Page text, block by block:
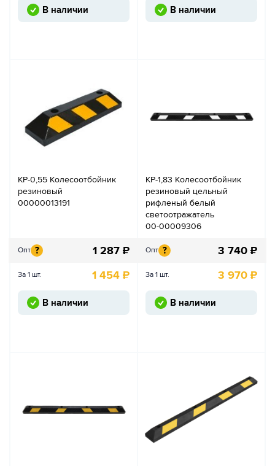
В наличии В наличии
КР-0,55 Колесоотбойник
резиновый
00000013191
Опт ? 1 287 ₽
За 1 шт. 1 454 ₽
В наличии
КР-1,83 Колесоотбойник
резиновый цельный
рифленый белый
светоотражатель
00-00009306
Опт ? 3 740 ₽
За 1 шт. 3 970 ₽
В наличии